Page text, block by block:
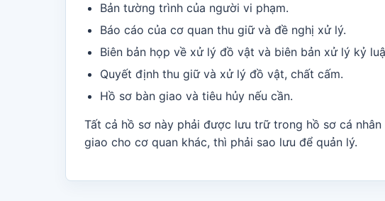
Bản tường trình của người vi phạm.
Báo cáo của cơ quan thu giữ và đề nghị xử lý.
Biên bản họp về xử lý đồ vật và biên bản xử lý kỷ
Quyết định thu giữ và xử lý đồ vật, chất cấm.
Hồ sơ bàn giao và tiêu hủy nếu cần.
Tất cả hồ sơ này phải được lưu trữ trong hồ sơ cá
giao cho cơ quan khác, thì phải sao lưu để quản lý.